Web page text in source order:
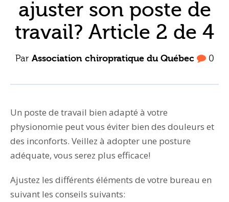
ajuster son poste de
travail? Article 2 de 4
Par Association chiropratique du Québec 0
Un poste de travail bien adapté à votre
physionomie peut vous éviter bien des douleurs et
des inconforts. Veillez à adopter une posture
adéquate, vous serez plus efficace!
Ajustez les différents éléments de votre bureau en
suivant les conseils suivants: